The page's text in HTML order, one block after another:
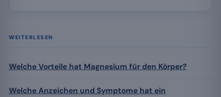
WEITERLESEN
Welche Vorteile hat Magnesium für den Körper?
Welche Anzeichen und Symptome hat ein